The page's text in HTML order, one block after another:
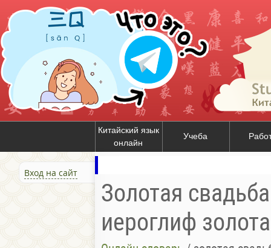
Китайский язык
онлайн
Учеба
Вход на сайт
Золотая
иероглиф